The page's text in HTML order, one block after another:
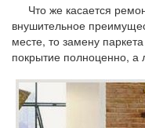
Что же касается
внушительное
месте, то замену
покрытие полноценно,